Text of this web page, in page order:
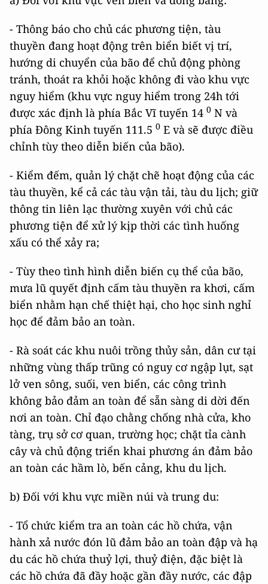
- Thông báo cho chủ các phương tiện, tàu
thuyền đang hoạt động trên biển biết vị trí,
hướng di chuyển của bão để chủ động phòng
tránh, thoát ra khỏi hoặc không đi vào khu vực
nguy hiểm (khu vực nguy hiểm trong 24h tới
được xác định là phía Bắc Vĩ tuyến 14 0 N và
phía Đông Kinh tuyến 111.5 0 E và sẽ được điều
chỉnh tùy theo diễn biến của bão).
- Kiểm đếm, quản lý chặt chẽ hoạt động của các
tàu thuyền, kể cả các tàu vận tải, tàu du lịch; giữ
thông tin liên lạc thường xuyên với chủ các
phương tiện để xử lý kịp thời các tình huống
xấu có thể xảy ra;
- Tùy theo tình hình diễn biến cụ thể của bão,
mưa lũ quyết định cấm tàu thuyền ra khơi, cấm
biển nhằm hạn chế thiệt hại, cho học sinh nghỉ
học để đảm bảo an toàn.
- Rà soát các khu nuôi trồng thủy sản, dân cư tại
những vùng thấp trũng có nguy cơ ngập lụt, sạt
lở ven sông, suối, ven biển, các công trình
không bảo đảm an toàn để sẵn sàng di dời đến
nơi an toàn. Chỉ đạo chằng chống nhà cửa, kho
tàng, trụ sở cơ quan, trường học; chặt tỉa cành
cây và chủ động triển khai phương án đảm bảo
an toàn các hầm lò, bến cảng, khu du lịch.
b) Đối với khu vực miền núi và trung du:
- Tổ chức kiểm tra an toàn các hồ chứa, vận
hành xả nước đón lũ đảm bảo an toàn đập và hạ
du các hồ chứa thuỷ lợi, thuỷ điện, đặc biệt là
các hồ chứa đã đầy hoặc gần đầy nước, các đập